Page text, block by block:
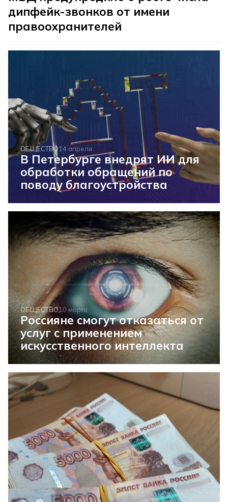
дипфейк-звонков от имени
правоохранителей
ОБЩЕСТВО14 апреля
В Петербурге внедрят ИИ для
обработки обращений по
поводу благоустройства
ОБЩЕСТВО10 марта
Россияне смогут отказаться от
услуг с применением
искусственного интеллекта